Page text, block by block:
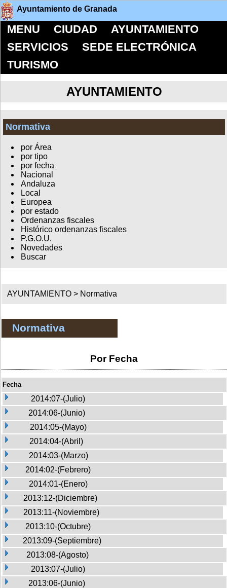
Ayuntamiento de Granada
MENU CIUDAD
AYUNTAMIENTO
SERVICIOS
SEDE ELECTRÓNICA
TURISMO
AYUNTAMIENTO
Normativa
por Área
por tipo
por fecha
Nacional
Andaluza
Local
Europea
por estado
Ordenanzas fiscales
Histórico ordenanzas fiscales
P.G.O.U.
Novedades
Buscar
AYUNTAMIENTO > Normativa
Normativa
Por Fecha
Fecha
2014:07-(Julio)
2014:06-(Junio)
2014:05-(Mayo)
2014:04-(Abril)
2014:03-(Marzo)
2014:02-(Febrero)
2014:01-(Enero)
2013:12-(Diciembre)
2013:11-(Noviembre)
2013:10-(Octubre)
2013:09-(Septiembre)
2013:08-(Agosto)
2013:07-(Julio)
2013:06-(Junio)